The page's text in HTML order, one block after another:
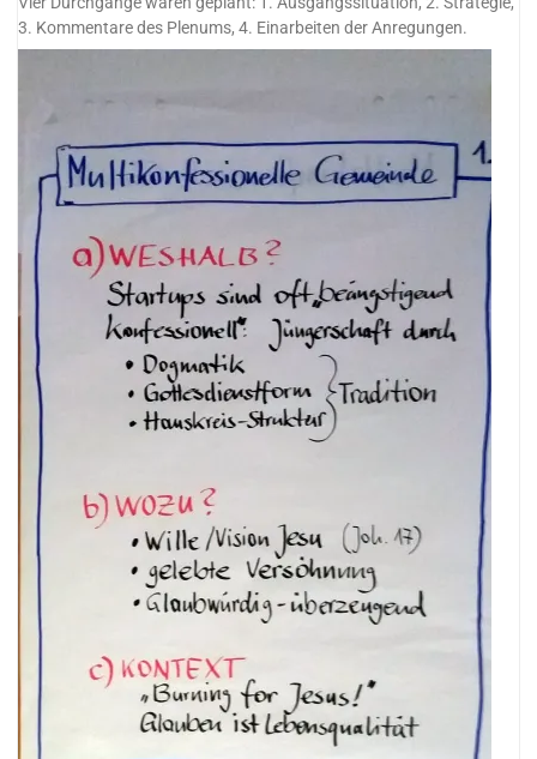
3. Kommentare des Plenums, 4. Einarbeiten der Anregungen.